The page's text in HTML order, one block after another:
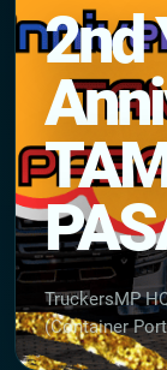
2nd
TruckersMP
(Container